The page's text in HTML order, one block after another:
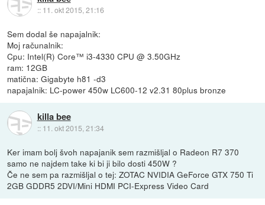
:: 11. okt 2015, 21:16
Sem dodal še napajalnik:
Moj računalnik:
Cpu: Intel(R) Core™ i3-4330 CPU @ 3.50GHz
ram: 12GB
matična: Gigabyte h81 -d3
napajalnik: LC-power 450w LC600-12 v2.31 80plus bronze
killa bee
:: 11. okt 2015, 21:34
Ker imam bolj švoh napajanik sem razmišljal o Radeon R7 370
samo ne najdem take ki bi ji bilo dosti 450W ?
Če ne sem pa razmišljal o tej: ZOTAC NVIDIA GeForce GTX 750 Ti
2GB GDDR5 2DVI/Mini HDMI PCI-Express Video Card